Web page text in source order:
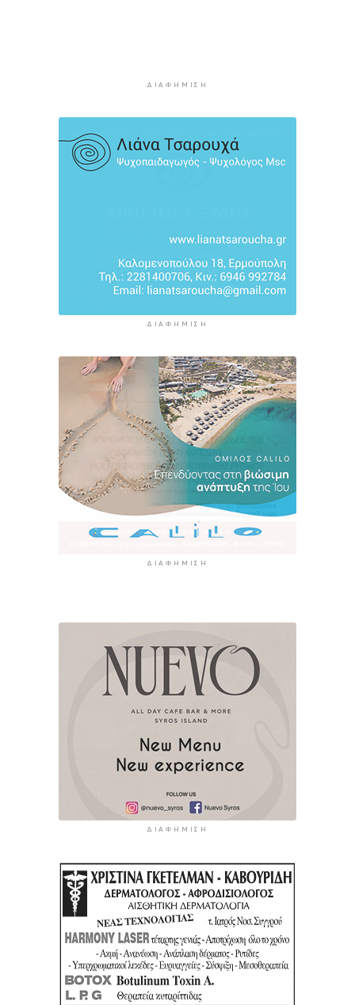
Κυριακής, 9 Αυγούστου
12 ώρες 7 λεπτά πρίν
ΔΙΑΦΉΜΙΣΗ
ΔΙΑΦΉΜΙΣΗ
ΔΙΑΦΉΜΙΣΗ
ΔΙΑΦΉΜΙΣΗ